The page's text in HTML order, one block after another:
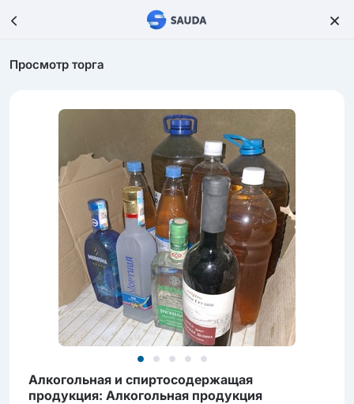
Просмотр торга
Алкогольная и cпиртоcодержащая
продукция: Алкогольная продукция